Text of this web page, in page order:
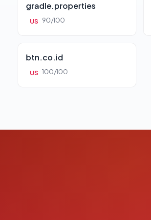
gradle.properties
US 90/100
btn.co.id
US 100/100